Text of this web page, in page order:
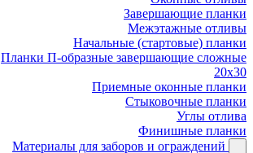
Завершающие планки
Межэтажные отливы
Начальные (стартовые) планки
Планки П-образные завершающие сложные
20x30
Приемные оконные планки
Стыковочные планки
Углы отлива
Финишные планки
Материалы для заборов и ограждений